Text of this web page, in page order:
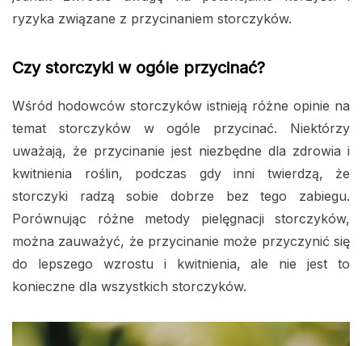
ryzyka związane z przycinaniem storczyków.
Czy storczyki w ogóle przycinać?
Wśród hodowców storczyków istnieją różne opinie na
temat storczyków w ogóle przycinać. Niektórzy
uważają, że przycinanie jest niezbędne dla zdrowia i
kwitnienia roślin, podczas gdy inni twierdzą, że
storczyki radzą sobie dobrze bez tego zabiegu.
Porównując różne metody pielęgnacji storczyków,
można zauważyć, że przycinanie może przyczynić się
do lepszego wzrostu i kwitnienia, ale nie jest to
konieczne dla wszystkich storczyków.